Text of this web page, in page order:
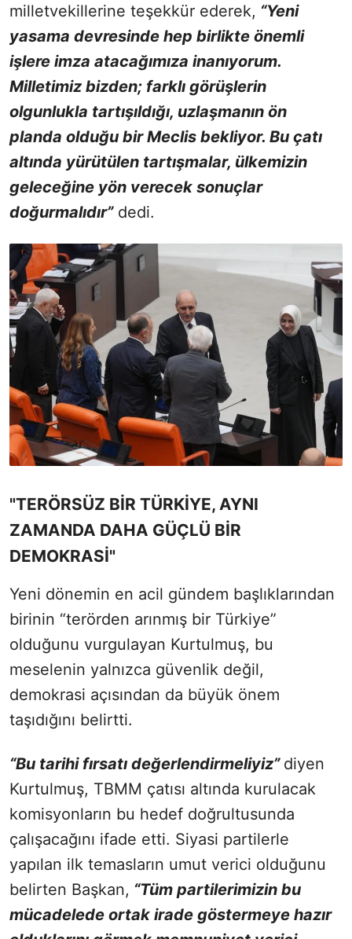
milletvekillerine teşekkür ederek, “Yeni
yasama devresinde hep birlikte önemli
işlere imza atacağımıza inanıyorum.
Milletimiz bizden; farklı görüşlerin
olgunlukla tartışıldığı, uzlaşmanın ön
planda olduğu bir Meclis bekliyor. Bu çatı
altında yürütülen tartışmalar, ülkemizin
geleceğine yön verecek sonuçlar
doğurmalıdır”dedi.
"TERÖRSÜZ BİR TÜRKİYE, AYNI
ZAMANDA DAHA GÜÇLÜ BİR
DEMOKRASİ"
Yeni dönemin en acil gündem başlıklarından
birinin “terörden arınmış bir Türkiye”
olduğunu vurgulayan Kurtulmuş, bu
meselenin yalnızca güvenlik değil,
demokrasi açısından da büyük önem
taşıdığını belirtti.
“Bu tarihi fırsatı değerlendirmeliyiz” diyen
Kurtulmuş, TBMM çatısı altında kurulacak
komisyonların bu hedef doğrultusunda
çalışacağını ifade etti. Siyasi partilerle
yapılan ilk temasların umut verici olduğunu
belirten Başkan, “Tüm partilerimizin bu
mücadelede ortak irade göstermeye hazır